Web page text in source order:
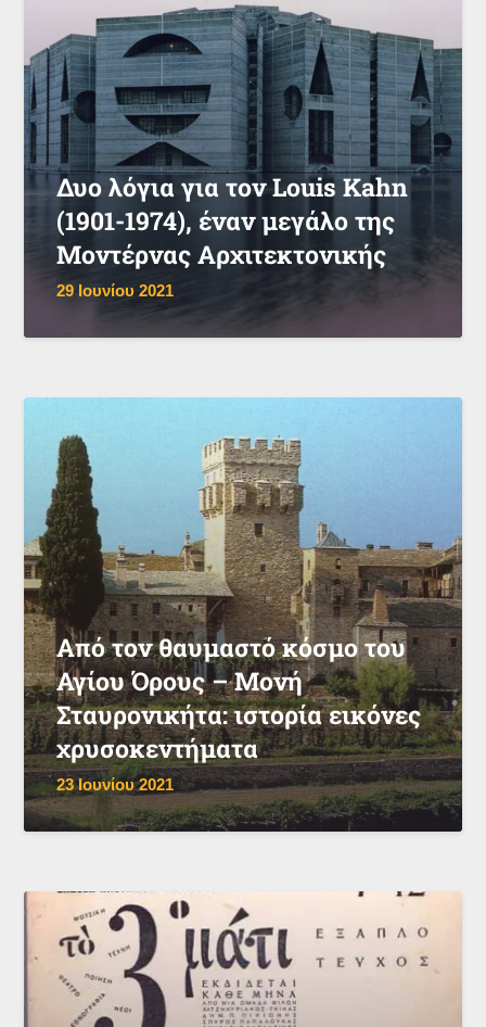
Δυο λόγια για τον Louis Kahn
(1901-1974), έναν μεγάλο της
Μοντέρνας Αρχιτεκτονικής
29 Ιουνίου 2021
Από τον θαυμαστό κόσμο του
Αγίου Όρους – Μονή
Σταυρονικήτα: ιστορία εικόνες
χρυσοκεντήματα
23 Ιουνίου 2021